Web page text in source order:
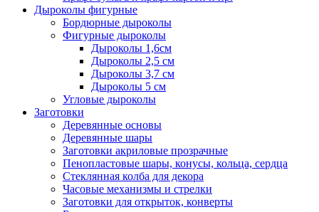
Дыроколы фигурные
Бордюрные дыроколы
Фигурные дыроколы
Дыроколы 1,6см
Дыроколы 2,5 см
Дыроколы 3,7 см
Дыроколы 5 см
Угловые дыроколы
Заготовки
Деревянные основы
Деревянные шары
Заготовки акриловые прозрачные
Пенопластовые шары, конусы, кольца, сердца
Стеклянная колба для декора
Часовые механизмы и стрелки
Заготовки для открыток, конверты